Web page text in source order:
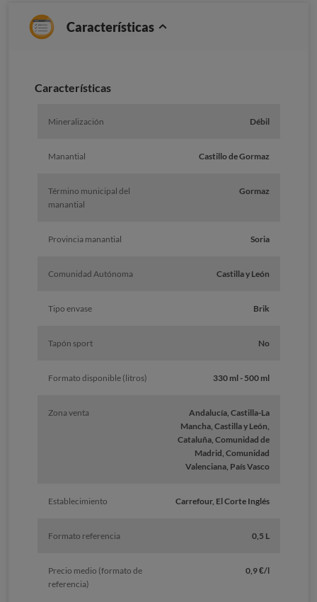
Características
Caracterí­sticas
Mineralización Débil
Manantial Castillo de Gormaz
Término municipal del
manantial
Gormaz
Provincia manantial Soria
Comunidad Autónoma Castilla y León
Tipo envase Brik
Tapón sport No
Formato disponible (litros) 330 ml - 500 ml
Zona venta
Andalucía, Castilla-La
Mancha, Castilla y León,
Cataluña, Comunidad de
Madrid, Comunidad
Valenciana, País Vasco
Establecimiento Carrefour, El Corte Inglés
Formato referencia 0,5 L
Precio medio (formato de
referencia)
0,9 €/l